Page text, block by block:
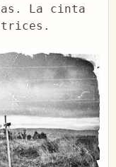
La cinta